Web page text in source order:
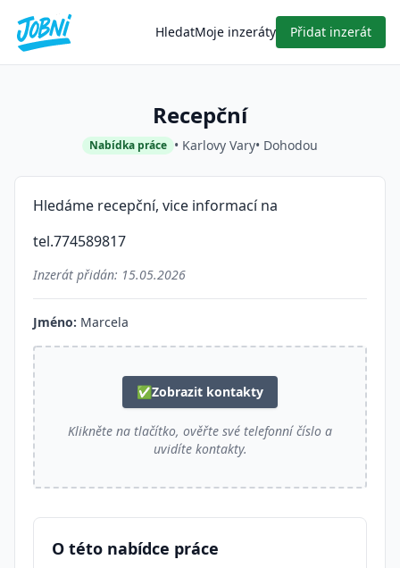
HledatMoje inzeráty Přidat inzerát
Recepční
Nabídka práce • Karlovy Vary• Dohodou
Hledáme recepční, vice informací na
tel.774589817
Inzerát přidán: 15.05.2026
Jméno: Marcela
✅Zobrazit kontakty
Klikněte na tlačítko, ověřte své telefonní číslo a
uvidíte kontakty.
O této nabídce práce